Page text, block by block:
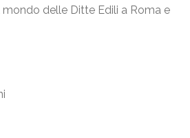
delle Ditte Edili a Roma e